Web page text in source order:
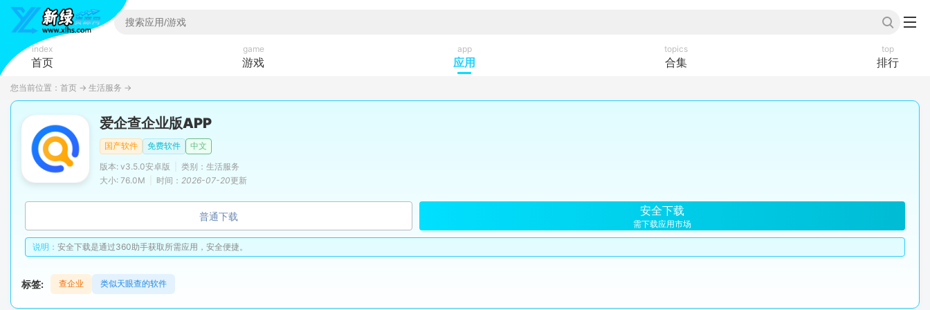
index
首页
game
游戏
app
应用
topics
合集
top
排行
您当前位置： 首页 → 生活服务 →
爱企查企业版APP
国产软件 免费软件
中文
版本: v3.5.0安卓版
类别：生活服务
大小: 76.0M
时间： 2026-07-20更新
普通下载 安全下载
需下载应用市场
说明： 安全下载是通过360助手获取所需应用，安全便捷。
标签: 查企业 类似天眼查的软件